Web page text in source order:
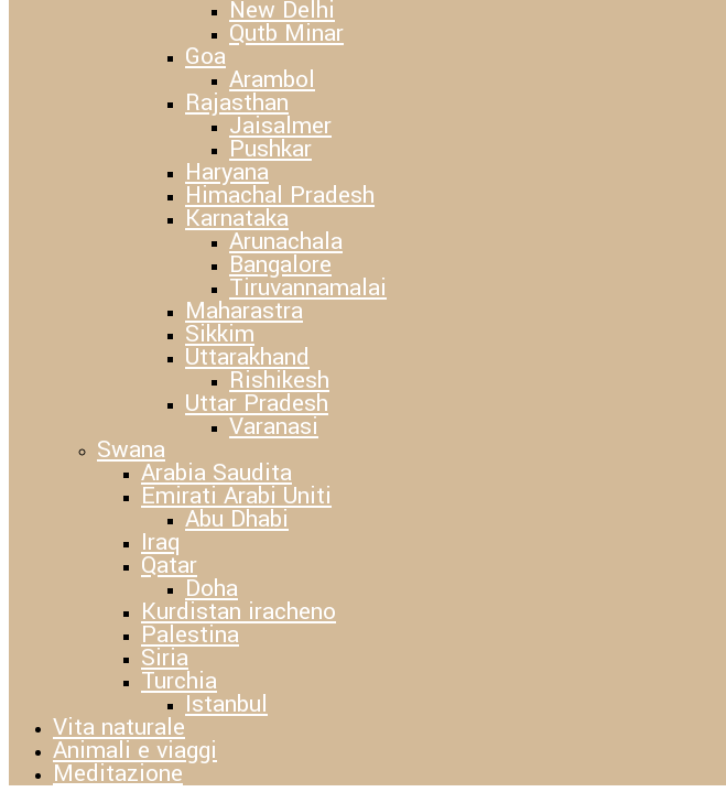
New Delhi
Qutb Minar
Goa
Arambol
Rajasthan
Jaisalmer
Pushkar
Haryana
Himachal Pradesh
Karnataka
Arunachala
Bangalore
Tiruvannamalai
Maharastra
Sikkim
Uttarakhand
Rishikesh
Uttar Pradesh
Varanasi
Swana
Arabia Saudita
Emirati Arabi Uniti
Abu Dhabi
Iraq
Qatar
Doha
Kurdistan iracheno
Palestina
Siria
Turchia
Istanbul
Vita naturale
Animali e viaggi
Meditazione